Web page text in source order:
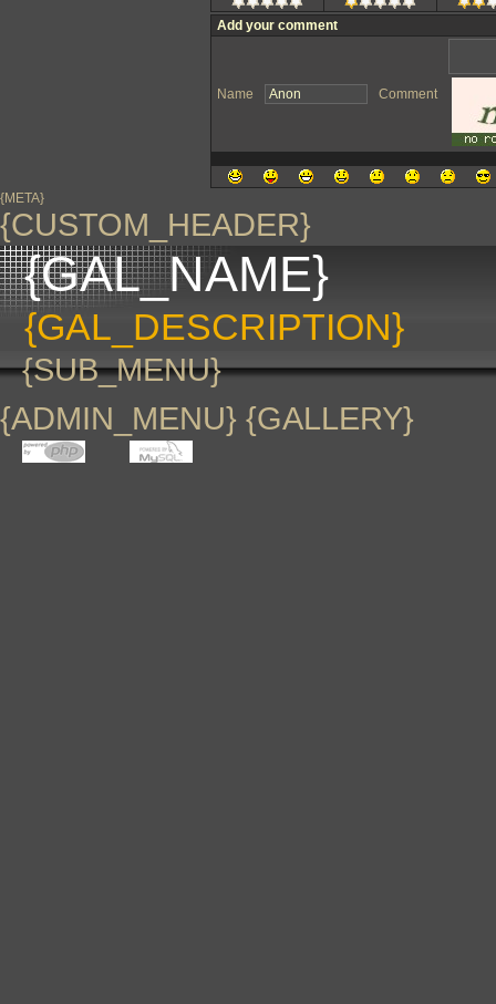
Add your comment
Name Comment
{META}
{CUSTOM_HEADER}
{GAL_NAME}
{GAL_DESCRIPTION}
{SUB_MENU}
{ADMIN_MENU} {GALLERY}